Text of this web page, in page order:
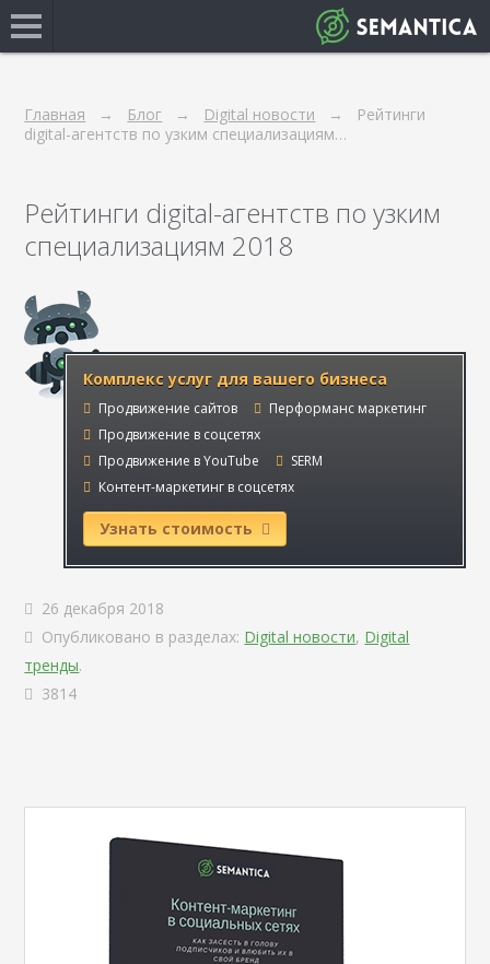
Главная Блог Digital новости
Рейтинги
digital-агентств по узким специализациям…
Рейтинги digital-агентств по узким
специализациям 2018
Комплекс услуг для вашего бизнеса
Продвижение сайтов
Перформанс маркетинг
Продвижение в соцсетях
Продвижение в YouTube
SERM
Контент-маркетинг в соцсетях
Узнать стоимость
26 декабря 2018
Опубликовано в разделах: Digital новости, Digital
тренды.
3814